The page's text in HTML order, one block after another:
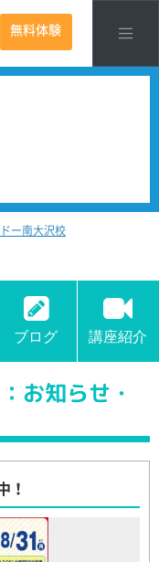
無料体験
ー南大沢校
ブログ 講座紹介
お知らせ・
！